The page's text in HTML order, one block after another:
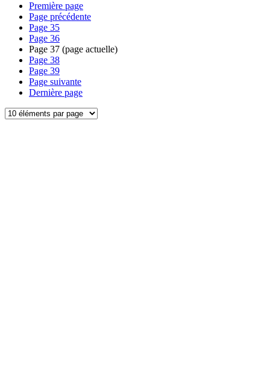
Première page
Page précédente
Page 35
Page 36
Page 37 (page actuelle)
Page 38
Page 39
Page suivante
Dernière page